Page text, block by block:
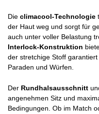
Die climacool-Technologie
der Haut weg und sorgt für
auch unter voller Belastung
Interlock-Konstruktion
der stretchige Stoff
Paraden und Würfen.
Der Rundhalsausschnitt
angenehmen Sitz und
Bedingungen. Ob im Match